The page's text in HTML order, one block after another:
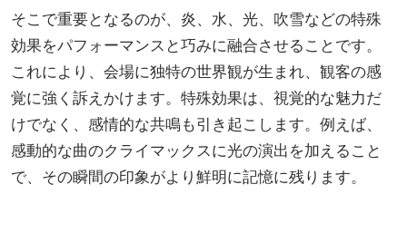
そこで重要となるのが、炎、水、光、吹雪などの特殊
効果をパフォーマンスと巧みに融合させることです。
これにより、会場に独特の世界観が生まれ、観客の感
覚に強く訴えかけます。特殊効果は、視覚的な魅力だ
けでなく、感情的な共鳴も引き起こします。例えば、
感動的な曲のクライマックスに光の演出を加えること
で、その瞬間の印象がより鮮明に記憶に残ります。